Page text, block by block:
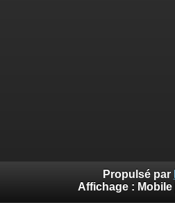
Propulsé par
Affichage : Mobile